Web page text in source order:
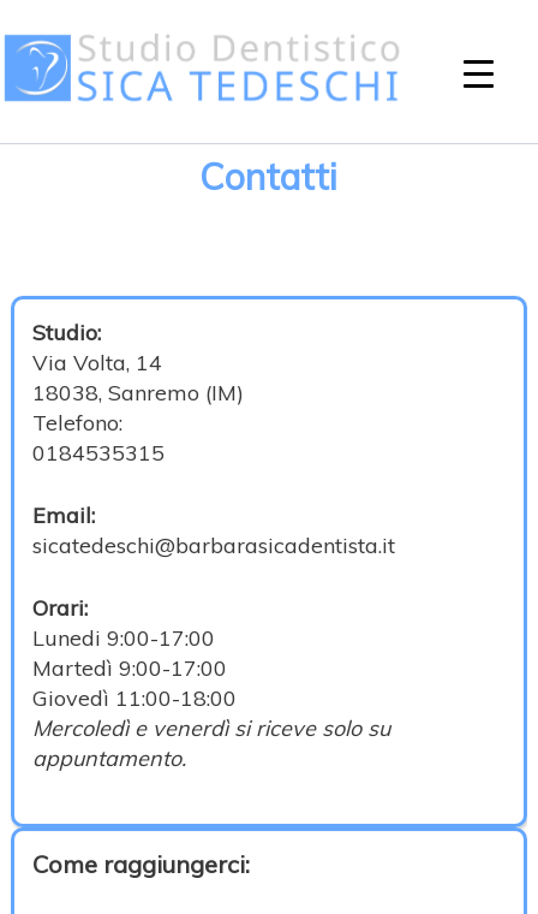
Contatti
Studio:
Via Volta, 14
18038, Sanremo (IM)
Telefono:
0184535315
Email:
sicatedeschi@barbarasicadentista.it
Orari:
Lunedi 9:00-17:00
Martedì 9:00-17:00
Giovedì 11:00-18:00
Mercoledì e venerdì si riceve solo su
appuntamento.
Come raggiungerci: